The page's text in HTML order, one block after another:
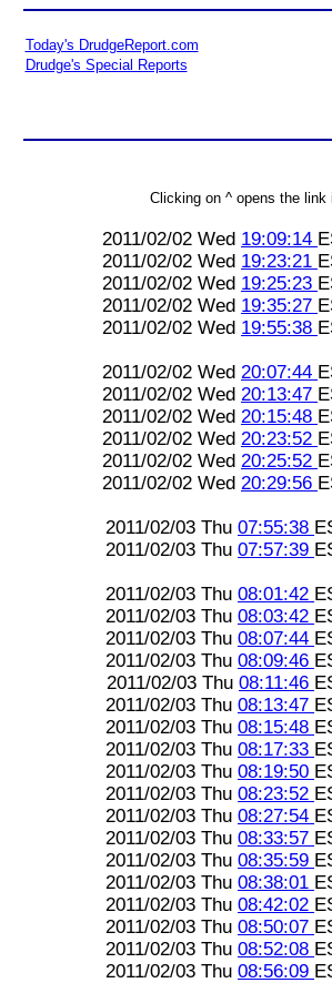
Today's DrudgeReport.com
Drudge's Special Reports
Clicking on ^ opens the link
2011/02/02 Wed 19:09:14
2011/02/02 Wed 19:23:21
2011/02/02 Wed 19:25:23
2011/02/02 Wed 19:35:27
2011/02/02 Wed 19:55:38
2011/02/02 Wed 20:07:44
2011/02/02 Wed 20:13:47
2011/02/02 Wed 20:15:48
2011/02/02 Wed 20:23:52
2011/02/02 Wed 20:25:52
2011/02/02 Wed 20:29:56
2011/02/03 Thu 07:55:38
2011/02/03 Thu 07:57:39
2011/02/03 Thu 08:01:42
2011/02/03 Thu 08:03:42
2011/02/03 Thu 08:07:44
2011/02/03 Thu 08:09:46
2011/02/03 Thu 08:11:46
2011/02/03 Thu 08:13:47
2011/02/03 Thu 08:15:48
2011/02/03 Thu 08:17:33
2011/02/03 Thu 08:19:50
2011/02/03 Thu 08:23:52
2011/02/03 Thu 08:27:54
2011/02/03 Thu 08:33:57
2011/02/03 Thu 08:35:59
2011/02/03 Thu 08:38:01
2011/02/03 Thu 08:42:02
2011/02/03 Thu 08:50:07
2011/02/03 Thu 08:52:08
2011/02/03 Thu 08:56:09